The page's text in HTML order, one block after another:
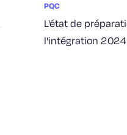
PQC
L'état de
l'intégration 2024